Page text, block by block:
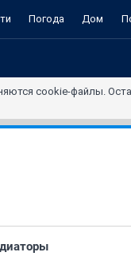
Погода Дом
cookie-файлы.